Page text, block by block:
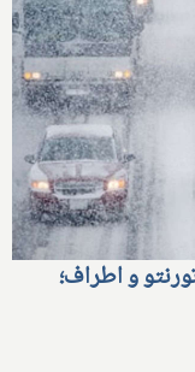
و اطراف؛